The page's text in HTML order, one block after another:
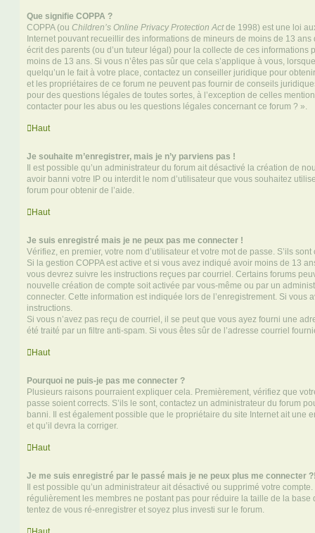
Que signifie COPPA ?
COPPA (ou Children’s Online Privacy Protection Actde 1998) est une loi
Internet pouvant recueillir des informations de mineurs de moins de 13
écrit des parents (ou d’un tuteur légal) pour la collecte de ces informations
moins de 13 ans. Si vous n’êtes pas sûr que cela s’applique à vous,
quelqu’un le fait à votre place, contactez un conseiller juridique pour
et les propriétaires de ce forum ne peuvent pas fournir de conseils
pour des questions légales de toutes sortes, à l’exception de celles
contacter pour les abus ou les questions légales concernant ce forum ? ».
Haut
Je souhaite m’enregistrer, mais je n’y parviens pas !
Il est possible qu’un administrateur du forum ait désactivé la création de
avoir banni votre IP ou interdit le nom d’utilisateur que vous souhaitez
forum pour obtenir de l’aide.
Haut
Je suis enregistré mais je ne peux pas me connecter !
Vérifiez, en premier, votre nom d’utilisateur et votre mot de passe. S’ils
Si la gestion COPPA est active et si vous avez indiqué avoir moins de 13
vous devrez suivre les instructions reçues par courriel. Certains forums
nouvelle création de compte soit activée par vous-même ou par un
connecter. Cette information est indiquée lors de l’enregistrement. Si vous
instructions.
Si vous n’avez pas reçu de courriel, il se peut que vous ayez fourni une
été traité par un filtre anti-spam. Si vous êtes sûr de l’adresse courriel
Haut
Pourquoi ne puis-je pas me connecter ?
Plusieurs raisons pourraient expliquer cela. Premièrement, vérifiez que
passe soient corrects. S’ils le sont, contactez un administrateur du forum
banni. Il est également possible que le propriétaire du site Internet ait une
et qu’il devra la corriger.
Haut
Je me suis enregistré par le passé mais je ne peux plus me connecter
Il est possible qu’un administrateur ait désactivé ou supprimé votre
régulièrement les membres ne postant pas pour réduire la taille de la base
tentez de vous ré-enregistrer et soyez plus investi sur le forum.